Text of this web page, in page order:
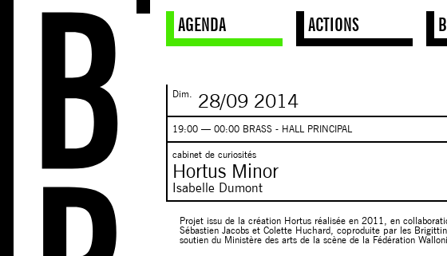
AGENDA ACTIONS
Dim. 28/092014
19:00 — 00:00 BRASS - HALL PRINCIPAL
cabinet de curiosités
Hortus Minor
Isabelle Dumont
Projet issu de la création Hortus réalisée en 2011, en
Sébastien Jacobs et Colette Huchard, coproduite par les
soutien du Ministère des arts de la scène de la Fédération